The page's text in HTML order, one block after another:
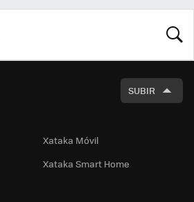
SUBIR
Xataka Móvil
Xataka Smart Home